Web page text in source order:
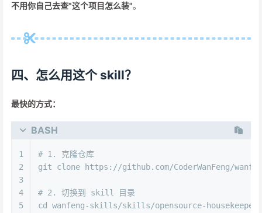
不用你自己去查"这个项目怎么装"。
四、怎么用这个 skill？
最快的方式：
BASH
1
2
3
4
5
# 1. 克隆仓库
git clone https://github.com/CoderWanFeng/
# 2. 切换到 skill 目录
cd
wanfeng-skills/skills/opensource-housekeeper